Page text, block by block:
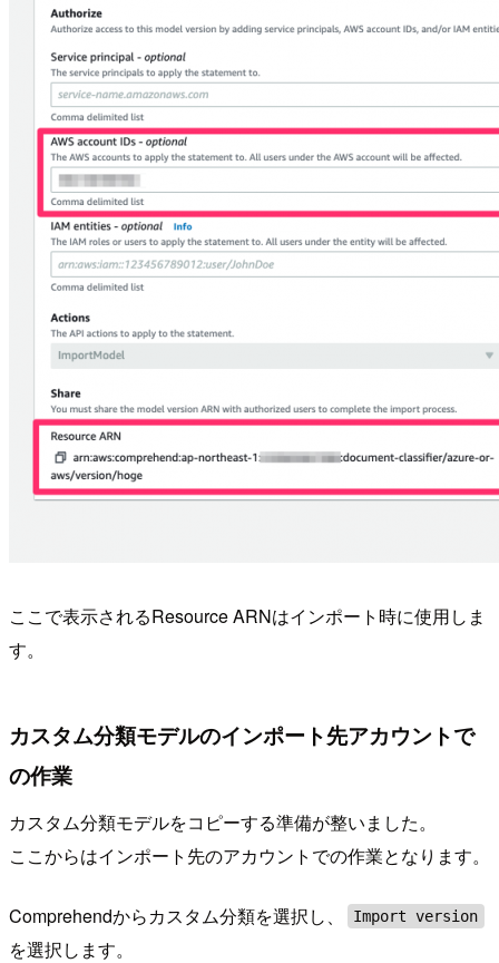
ここで表示されるResource ARNはインポート時に使用しま
す。
カスタム分類モデルのインポート先アカウントで
の作業
カスタム分類モデルをコピーする準備が整いました。
ここからはインポート先のアカウントでの作業となります。
Comprehendからカスタム分類を選択し、 Import version
を選択します。